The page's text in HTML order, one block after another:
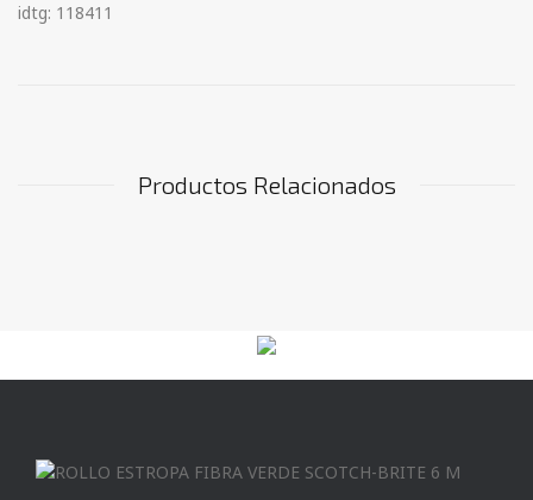
idtg: 118411
Productos Relacionados